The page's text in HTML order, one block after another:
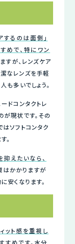
するのは面倒」
めで、特にワン
すが、レンズケア
なレンズを手軽
も多いでしょう。
ドコンタクトレ
が現状です。その
ソフトコンタク
。
えたいなら、
はかかりますが
安くなります。
ット感を重視し